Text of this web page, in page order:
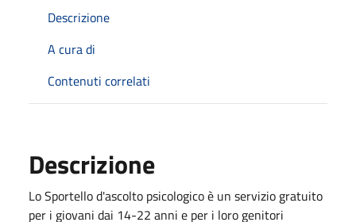
Descrizione
A cura di
Contenuti correlati
Descrizione
Lo Sportello d'ascolto psicologico è un servizio gratuito
per i giovani dai 14-22 anni e per i loro genitori